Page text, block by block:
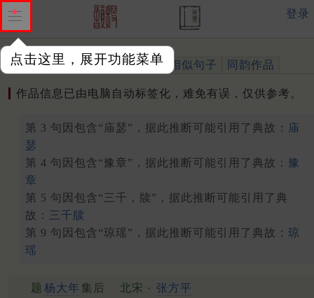
点击这里，展开功能菜单
登录
作品 标注四声 出处、引用 相似句子 同韵作品
作品信息已由电脑自动标签化，难免有误，仅供参考。
第 3 句因包含“庙瑟”，据此推断可能引用了典故： 庙
瑟
第 4 句因包含“豫章”，据此推断可能引用了典故： 豫
章
第 5 句因包含“三千，牍”，据此推断可能引用了典
故： 三千牍
第 9 句因包含“琼瑶”，据此推断可能引用了典故： 琼
瑶
题 杨大年 集后 北宋 · 张方平